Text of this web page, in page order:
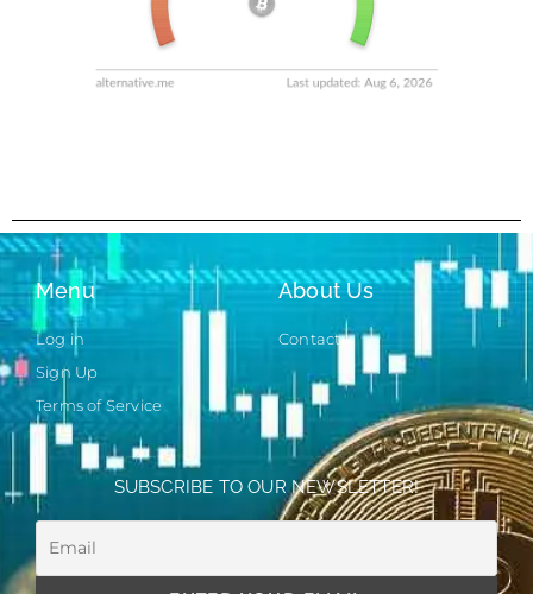
Menu
Log in
Sign Up
Terms of Service
About Us
Contact
SUBSCRIBE TO OUR NEWSLETTER!